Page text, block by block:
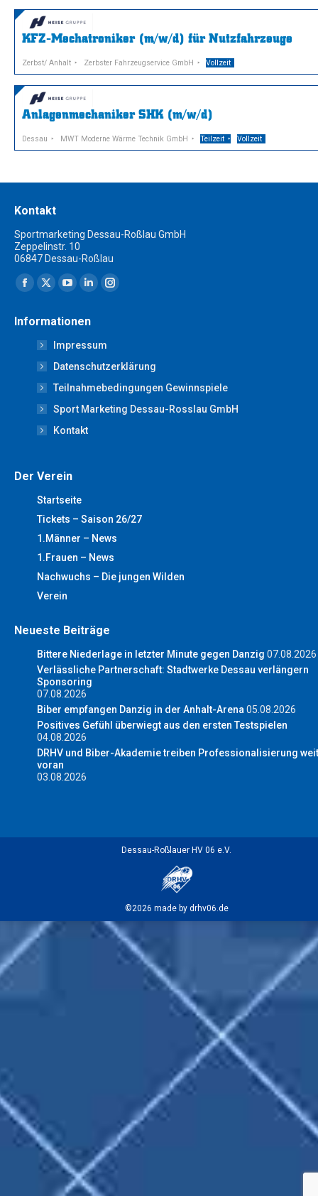
KFZ-Mechatroniker (m/w/d) für Nutzfahrzeuge
Zerbst/ Anhalt Zerbster Fahrzeugservice GmbH Vollzeit
Anlagenmechaniker SHK (m/w/d)
Dessau MWT Moderne Wärme Technik GmbH Teilzeit Vollzeit
Kontakt
Sportmarketing Dessau-Roßlau GmbH
Zeppelinstr. 10
06847 Dessau-Roßlau
Finden Sie uns auf:
Facebook
opens
new
window
X
opens
in
new
window
YouTube
opens
in
new
window
Linkedin
opens
in
new
window
Instagram
new
window
Informationen
Impressum
Datenschutzerklärung
Teilnahmebedingungen Gewinnspiele
Sport Marketing Dessau-Rosslau GmbH
Kontakt
Der Verein
Startseite
Tickets – Saison 26/27
1.Männer – News
1.Frauen – News
Nachwuchs – Die jungen Wilden
Verein
Neueste Beiträge
Bittere Niederlage in letzter Minute gegen Danzig 07.08.2026
Verlässliche Partnerschaft: Stadtwerke Dessau verlängern
Sponsoring
07.08.2026
Biber empfangen Danzig in der Anhalt-Arena 05.08.2026
Positives Gefühl überwiegt aus den ersten Testspielen
04.08.2026
DRHV und Biber-Akademie treiben Professionalisierung
voran
03.08.2026
Dessau-Roßlauer HV 06 e.V.
©2026 made by drhv06.de